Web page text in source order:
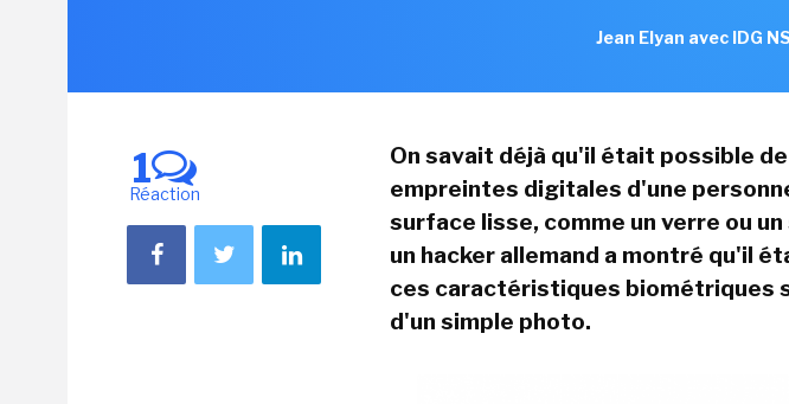
Jean Elyan avec IDG NS
1
Réaction
On savait déjà qu'il était possible
empreintes digitales d'une
surface lisse, comme un verre ou
un hacker allemand a montré qu'il
ces caractéristiques biométriques
d'un simple photo.